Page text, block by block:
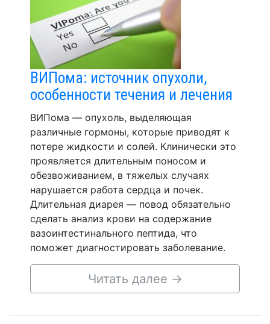
ВИПома: источник опухоли,
особенности течения и лечения
ВИПома — опухоль, выделяющая
различные гормоны, которые приводят к
потере жидкости и солей. Клинически это
проявляется длительным поносом и
обезвоживанием, в тяжелых случаях
нарушается работа сердца и почек.
Длительная диарея — повод обязательно
сделать анализ крови на содержание
вазоинтестинального пептида, что
поможет диагностировать заболевание.
Читать далее →